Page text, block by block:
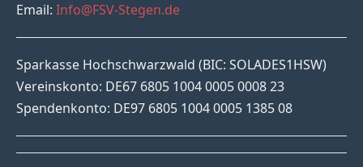
Email: Info@FSV-Stegen.de
Sparkasse Hochschwarzwald (BIC: SOLADES1HSW)
Vereinskonto: DE67 6805 1004 0005 0008 23
Spendenkonto: DE97 6805 1004 0005 1385 08